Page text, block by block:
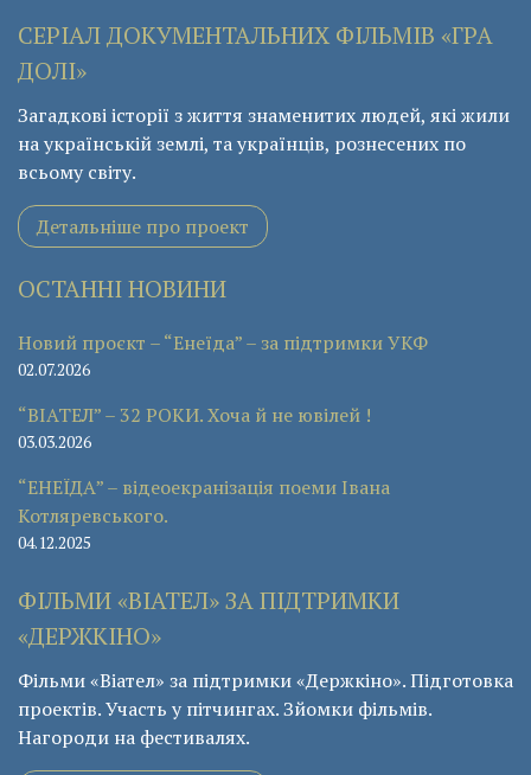
СЕРІАЛ ДОКУМЕНТАЛЬНИХ ФІЛЬМІВ «ГРА
ДОЛІ»
Загадкові історії з життя знаменитих людей, які жили
на українській землі, та українців, рознесених по
всьому світу.
Детальніше про проект
ОСТАННІ НОВИНИ
Новий проєкт – “Енеїда” – за підтримки УКФ
02.07.2026
“ВІАТЕЛ” – 32 РОКИ. Хоча й не ювілей !
03.03.2026
“ЕНЕЇДА” – відеоекранізація поеми Івана
Котляревського.
04.12.2025
ФІЛЬМИ «ВІАТЕЛ» ЗА ПІДТРИМКИ
«ДЕРЖКІНО»
Фільми «Віател» за підтримки «Держкіно». Підготовка
проектів. Участь у пітчингах. Зйомки фільмів.
Нагороди на фестивалях.